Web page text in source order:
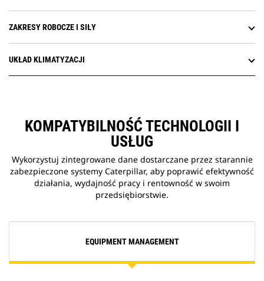
ZAKRESY ROBOCZE I SIŁY
UKŁAD KLIMATYZACJI
KOMPATYBILNOŚĆ TECHNOLOGII I
USŁUG
Wykorzystuj zintegrowane dane dostarczane przez starannie
zabezpieczone systemy Caterpillar, aby poprawić efektywność
działania, wydajność pracy i rentowność w swoim
przedsiębiorstwie.
EQUIPMENT MANAGEMENT